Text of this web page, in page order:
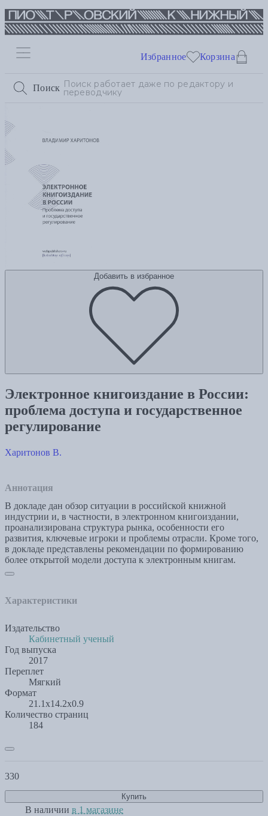
Поиск
Избранное Корзина
Добавить в избранное
Электронное книгоиздание в России:
проблема доступа и государственное
регулирование
Харитонов В.
Аннотация
В докладе дан обзор ситуации в российской книжной
индустрии и, в частности, в электронном книгоиздании,
проанализирована структура рынка, особенности его
развития, ключевые игроки и проблемы отрасли. Кроме того,
в докладе представлены рекомендации по формированию
более открытой модели доступа к электронным книгам.
Характеристики
Издательство
Кабинетный ученый
Год выпуска
2017
Переплет
Мягкий
Формат
21.1x14.2x0.9
Количество страниц
184
330
Купить
В наличии в 1 магазине